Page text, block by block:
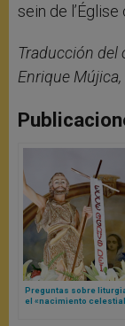
sein de
Traducción del
Enrique
Preguntas sobre
el «nacimiento